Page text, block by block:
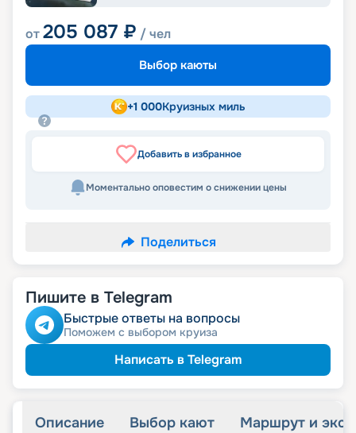
от205 087 ₽ / чел
Выбор каюты
+1 000Круизных миль
Добавить в избранное
Моментально оповестим о снижении цены
Поделиться
Пишите в Telegram
Быстрые ответы на вопросы
Поможем с выбором круиза
Написать в Telegram
Описание Выбор кают Маршрут и